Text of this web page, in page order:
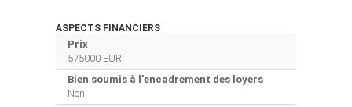
ASPECTS FINANCIERS
Prix
575000 EUR
Bien soumis à l'encadrement des loyers
Non